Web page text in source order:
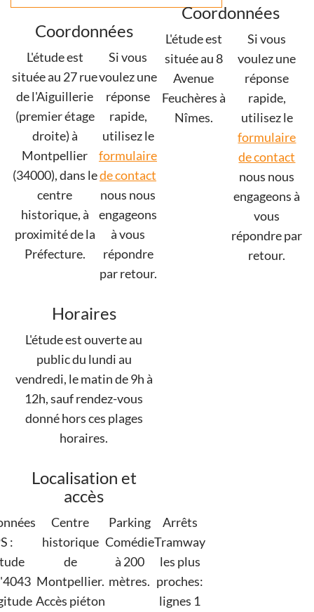
Coordonnées
L'étude est
située au 27 rue
de l'Aiguillerie
(premier étage
droite) à
Montpellier
(34000), dans le
centre
historique, à
proximité de la
Préfecture.
Si vous
voulez une
réponse
rapide,
utilisez le
formulaire
de contact
nous nous
engageons
à vous
répondre
par retour.
Horaires
L'étude est ouverte au
public du lundi au
vendredi, le matin de 9h à
12h, sauf rendez-vous
donné hors ces plages
horaires.
Localisation et
accès
:
Centre
historique
de
Montpellier.
Accès piéton
Parking
Comédie
à 200
mètres.
Arrêts
Tramway
les plus
proches:
lignes 1
Coordonnées
L'étude est
située au 8
Avenue
Feuchères à
Nîmes.
Si vous
voulez une
réponse
rapide,
utilisez le
formulaire
de contact
nous nous
engageons à
vous
répondre par
retour.